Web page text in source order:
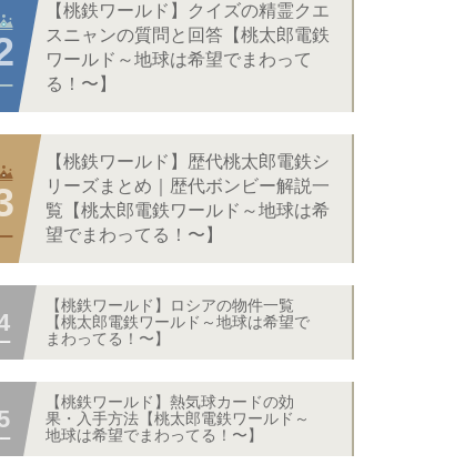
【桃鉄ワールド】クイズの精霊クエ
スニャンの質問と回答【桃太郎電鉄
ワールド～地球は希望でまわって
る！〜】
【桃鉄ワールド】歴代桃太郎電鉄シ
リーズまとめ｜歴代ボンビー解説一
覧【桃太郎電鉄ワールド～地球は希
望でまわってる！〜】
【桃鉄ワールド】ロシアの物件一覧
【桃太郎電鉄ワールド～地球は希望で
まわってる！〜】
【桃鉄ワールド】熱気球カードの効
果・入手方法【桃太郎電鉄ワールド～
地球は希望でまわってる！〜】